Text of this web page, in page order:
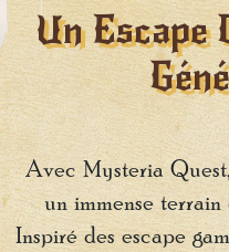
Un Escape
Avec Mysteria
un immense
Inspiré des escape